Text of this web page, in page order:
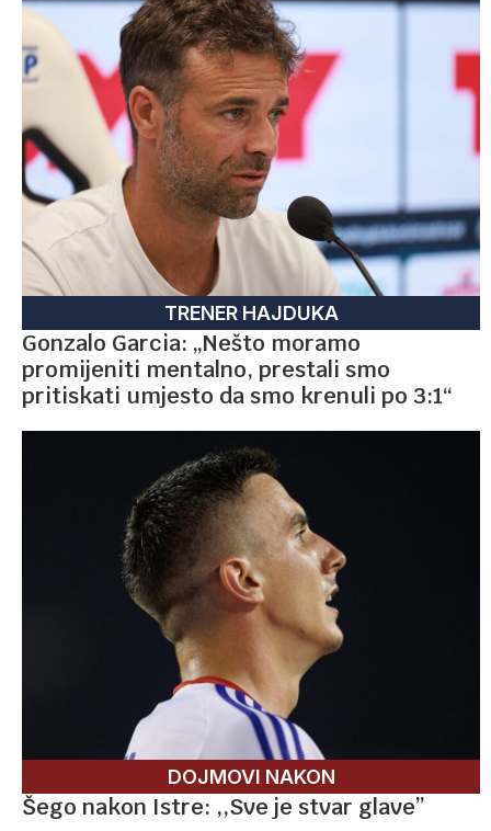
TRENER HAJDUKA
Gonzalo Garcia: „Nešto moramo
promijeniti mentalno, prestali smo
pritiskati umjesto da smo krenuli po 3:1“
DOJMOVI NAKON
Šego nakon Istre: ,,Sve je stvar glave”